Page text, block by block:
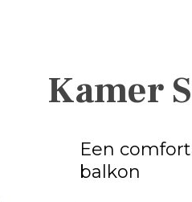
Kamer
Een
balkon